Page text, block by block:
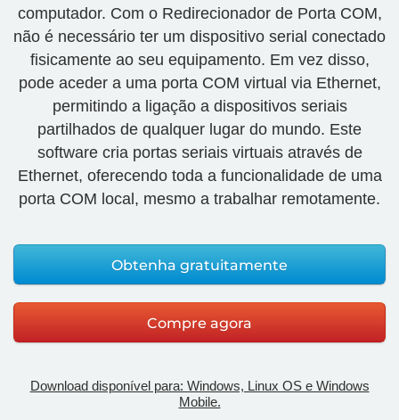
computador. Com o Redirecionador de Porta COM,
não é necessário ter um dispositivo serial conectado
fisicamente ao seu equipamento. Em vez disso,
pode aceder a uma porta COM virtual via Ethernet,
permitindo a ligação a dispositivos seriais
partilhados de qualquer lugar do mundo. Este
software cria portas seriais virtuais através de
Ethernet, oferecendo toda a funcionalidade de uma
porta COM local, mesmo a trabalhar remotamente.
Obtenha gratuitamente
Compre agora
Download disponível para: Windows, Linux OS e Windows
Mobile.